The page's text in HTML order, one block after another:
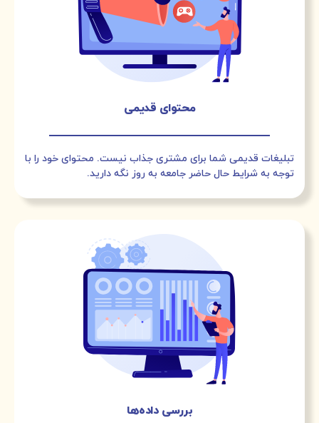
محتوای قدیمی
تبلیغات قدیمی شما برای مشتری جذاب نیست. محتوای خود را با
توجه به شرایط حال حاضر جامعه به روز نگه دارید.
بررسی داده‌ها